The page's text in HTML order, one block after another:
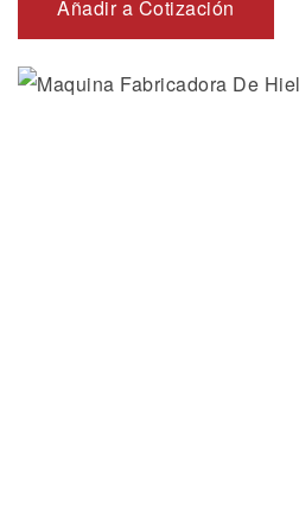
Añadir a Cotización